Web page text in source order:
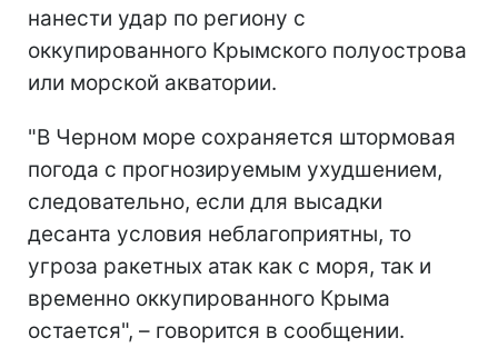
нанести удар по региону с
оккупированного Крымского полуострова
или морской акватории.
"В Черном море сохраняется штормовая
погода с прогнозируемым ухудшением,
следовательно, если для высадки
десанта условия неблагоприятны, то
угроза ракетных атак как с моря, так и
временно оккупированного Крыма
остается", – говорится в сообщении.